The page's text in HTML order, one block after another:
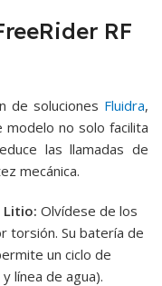
RF
de soluciones Fluidra,
no solo facilita
las llamadas de
mecánica.
Litio: Olvídese de los
torsión. Su batería de
un ciclo de
línea de agua).